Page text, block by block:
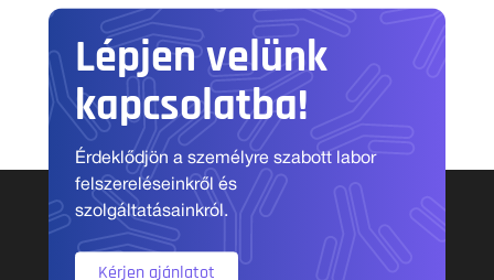
Lépjen velünk
kapcsolatba!
Érdeklődjön a személyre szabott labor
felszereléseinkről és
szolgáltatásainkról.
Kérjen ajánlatot